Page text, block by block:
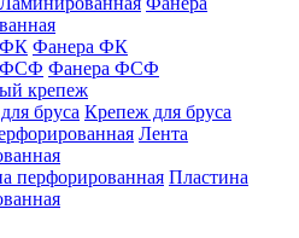
Фанера ФК
Фанера ФСФ
крепеж
Крепеж для бруса
Лента
Пластина